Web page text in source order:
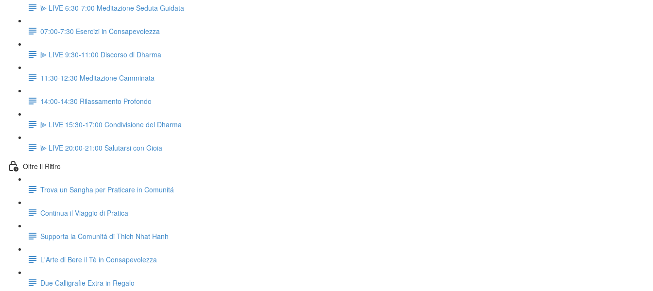
⫸ LIVE 6:30-7:00 Meditazione Seduta Guidata
07:00-7:30 Esercizi in Consapevolezza
⫸ LIVE 9:30-11:00 Discorso di Dharma
11:30-12:30 Meditazione Camminata
14:00-14:30 Rilassamento Profondo
⫸ LIVE 15:30-17:00 Condivisione del Dharma
⫸ LIVE 20:00-21:00 Salutarsi con Gioia
Oltre il Ritiro
Trova un Sangha per Praticare in Comunitá
Continua il Viaggio di Pratica
Supporta la Comunitá di Thich Nhat Hanh
L'Arte di Bere il Tè in Consapevolezza
Due Calligrafie Extra in Regalo